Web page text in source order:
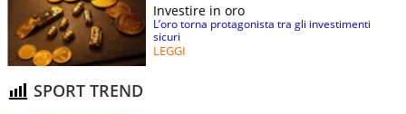
Investire in oro
L’oro torna protagonista tra gli investimenti
sicuri
LEGGI
SPORT TREND